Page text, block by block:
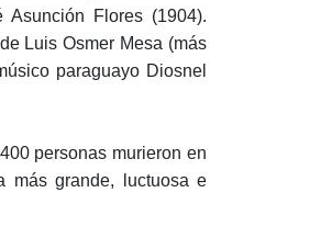
Flores (1904).
Luis Osmer Mesa (más
paraguayo Diosnel
personas murieron en
más grande, luctuosa e